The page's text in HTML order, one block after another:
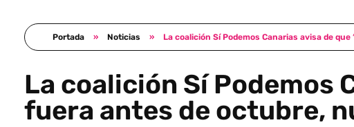
Portada » Noticias » La coalición Sí Podemos Canarias avisa de
La coalición Sí Podemos
fuera antes de octubre,